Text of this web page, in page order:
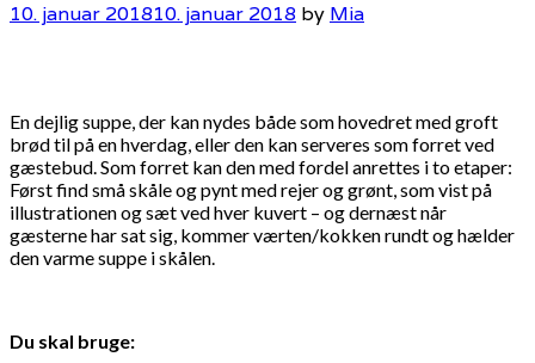
10. januar 201810. januar 2018 by Mia
En dejlig suppe, der kan nydes både som hovedret med groft
brød til på en hverdag, eller den kan serveres som forret ved
gæstebud. Som forret kan den med fordel anrettes i to etaper:
Først find små skåle og pynt med rejer og grønt, som vist på
illustrationen og sæt ved hver kuvert – og dernæst når
gæsterne har sat sig, kommer værten/kokken rundt og hælder
den varme suppe i skålen.
Du skal bruge: